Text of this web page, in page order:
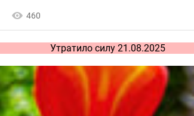
460
Утратило силу 21.08.2025